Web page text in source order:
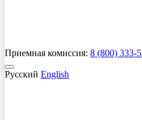
Приемная комиссия: 8 (800) 333-
Русский English